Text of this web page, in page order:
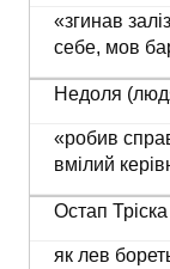
«згинав
себе, мов
Недоля
«робив
вмілий
Остап
як лев